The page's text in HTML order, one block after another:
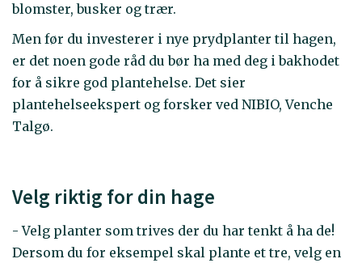
blomster, busker og trær.
Men før du investerer i nye prydplanter til hagen,
er det noen gode råd du bør ha med deg i bakhodet
for å sikre god plantehelse. Det sier
plantehelseekspert og forsker ved NIBIO, Venche
Talgø.
Velg riktig for din hage
- Velg planter som trives der du har tenkt å ha de!
Dersom du for eksempel skal plante et tre, velg en